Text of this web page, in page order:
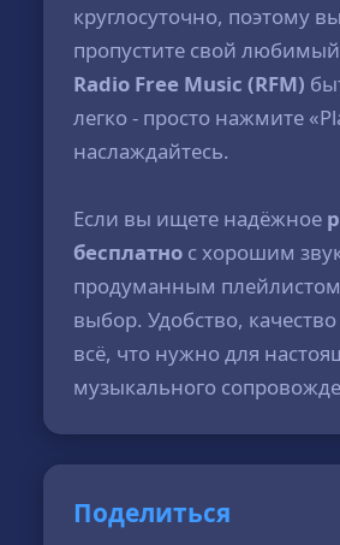
круглосуточно, поэтому
пропустите свой
Radio Free Music (RFM)
легко - просто нажмите
наслаждайтесь.
Если вы ищете надёжное
бесплатно с хорошим
продуманным
выбор. Удобство,
всё, что нужно для
музыкального
Поделиться